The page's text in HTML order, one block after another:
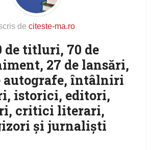
de citeste-ma.ro
de titluri, 70 de
27 de lansări,
autografe, întâlniri
istorici, editori,
critici literari,
și jurnaliști